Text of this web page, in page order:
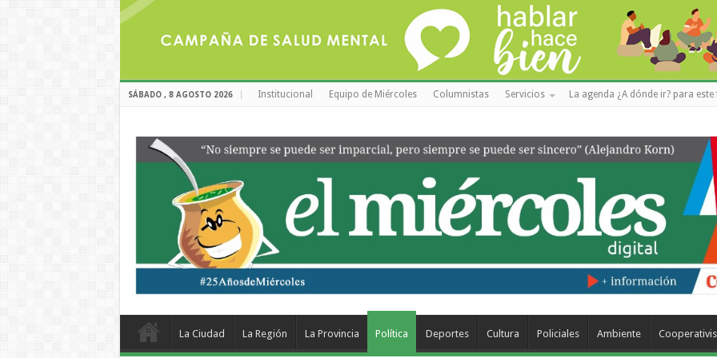
SÁBADO , 8 AGOSTO 2026 Institucional Equipo de Miércoles Columnistas Servicios La agenda ¿A dónde ir? para este
La Ciudad La Región La Provincia Política Deportes Cultura Policiales Ambiente